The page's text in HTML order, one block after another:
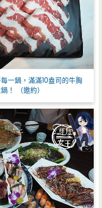
一鍋，滿滿10盎司的牛胸
！ （邀約）